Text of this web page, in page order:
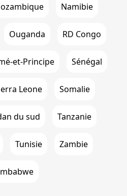
Namibie
Ouganda RD Congo
et-Principe Sénégal
Leone Somalie
du sud Tanzanie
Tunisie Zambie